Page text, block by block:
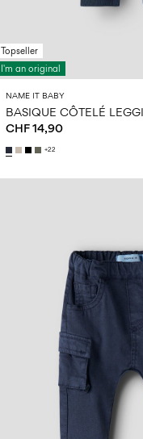
Topseller
I'm an original
NAME IT BABY
BASIQUE CÔTELÉ
CHF 14,90
+22